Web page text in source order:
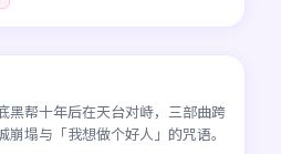
黑帮十年后在天台对峙，三部曲跨
塌与「我想做个好人」的咒语。